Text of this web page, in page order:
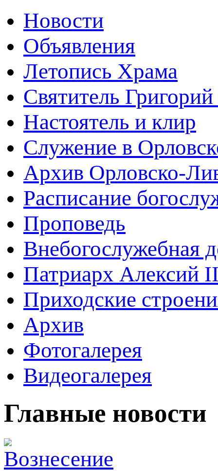
Новости
Объявления
Летопись Храма
Святитель
Настоятель и клир
Служение в
Архив Орловско-
Расписание
Проповедь
Внебогослужебная
Патриарх Алексий
Приходские
Архив
Фотогалерея
Видеогалерея
Главные новости